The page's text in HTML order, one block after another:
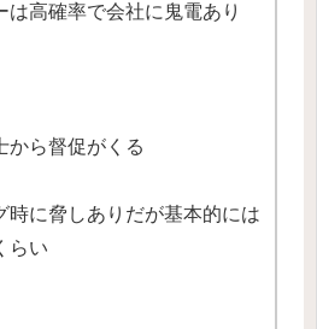
は高確率で会社に鬼電あり
から督促がくる
時に脅しありだが基本的には
らい